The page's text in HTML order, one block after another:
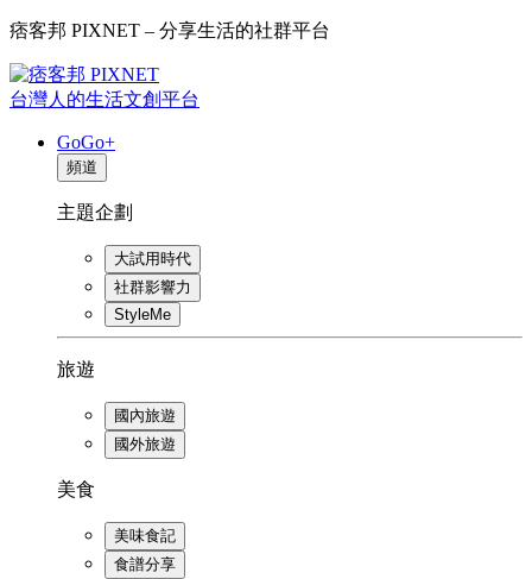
痞客邦 PIXNET – 分享生活的社群平台
台灣人的生活文創平台
GoGo+
頻道
主題企劃
大試用時代
社群影響力
StyleMe
旅遊
國內旅遊
國外旅遊
美食
美味食記
食譜分享